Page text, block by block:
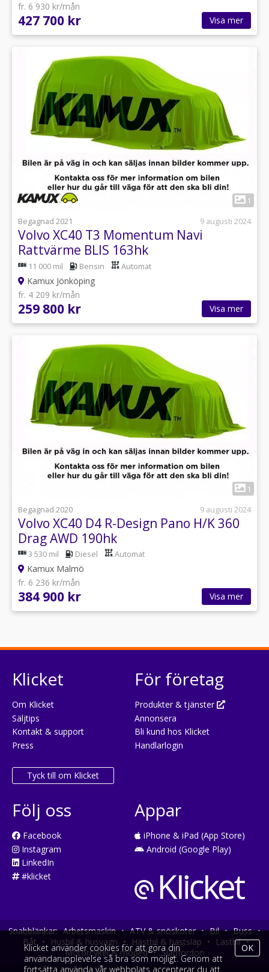
fr. 6 930 kr/mån
427 700 kr Visa mer
1
Begagnad 2021
9 augusti 2024
Volvo XC40 T3 Momentum Navi
Rattvärme BLIS 163hk
11 000 mil Bensin Automat
Kamux Jönköping
fr. 4 209 kr/mån
259 800 kr Visa mer
1
Begagnad 2020
9 augusti 2024
Volvo XC40 D4 R-Design Pano H/K 360
Drag AWD 190hk
3 530 mil Diesel Automat
Kamux Malmö
fr. 6 236 kr/mån
384 900 kr Visa mer
Klicket
Om Klicket
Säljtips
Kontakt & support
Press
Tyck till om Klicket
För företag
Produkter & tjänster
Annonsera
Bli kund hos Klicket
Handlarlogin
Följ oss
Facebook
Instagram
LinkedIn
#klicket
Appar
iPhone & iPad (App Store)
Android (Google Play)
Snabblänkar: Arbetsmaskin • ATV & snöskoter • Bil • Buss •
Båt • Husbil & husvagn • Hästbil & hästsläp • Lastbil •
Motorcykel & moped • Släpfordon
Klicket använder cookies för att göra din
användarupplevelse så bra som möjligt. Genom att
fortsätta använda vår webbplats accepterar du att
OK